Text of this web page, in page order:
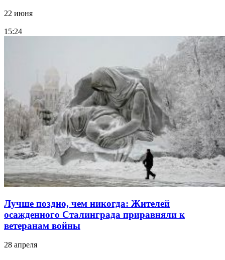
22 июня
15:24
Лучше поздно, чем никогда: Жителей
осажденного Сталинграда приравняли к
ветеранам войны
28 апреля